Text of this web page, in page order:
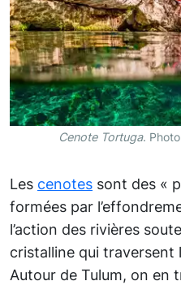
Cenote Tortuga.
Les cenotes sont des «
formées par
l’action des rivières
cristalline qui traversent
Autour de Tulum, on en